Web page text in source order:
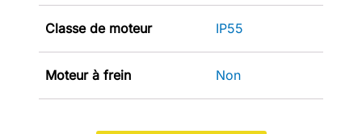
Classe de moteur IP55
Moteur à frein Non